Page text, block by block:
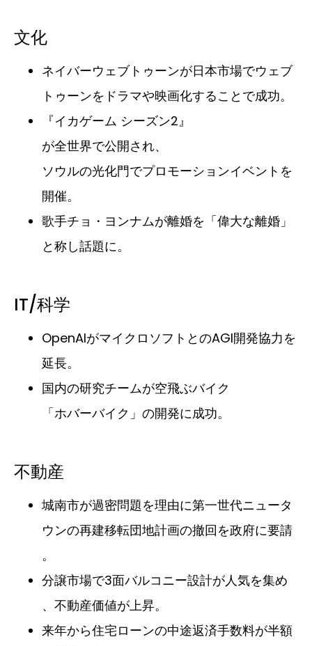
文化
ネイバーウェブトゥーンが日本市場でウェブ
トゥーンをドラマや映画化することで成功。
『イカゲーム シーズン2』
が全世界で公開され、
ソウルの光化門でプロモーションイベントを
開催。
歌手チョ・ヨンナムが離婚を「偉大な離婚」
と称し話題に。
IT/科学
OpenAIがマイクロソフトとのAGI開発協力を
延長。
国内の研究チームが空飛ぶバイク
「ホバーバイク」の開発に成功。
不動産
城南市が過密問題を理由に第一世代ニュータ
ウンの再建移転団地計画の撤回を政府に要請
。
分譲市場で3面バルコニー設計が人気を集め
、不動産価値が上昇。
来年から住宅ローンの中途返済手数料が半額